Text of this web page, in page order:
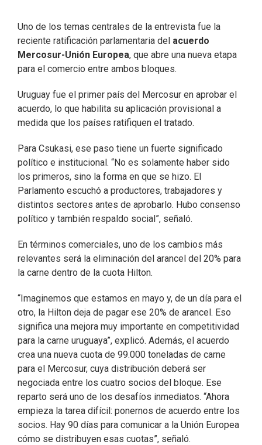
Uno de los temas centrales de la entrevista fue la
reciente ratificación parlamentaria del acuerdo
Mercosur-Unión Europea, que abre una nueva etapa
para el comercio entre ambos bloques.
Uruguay fue el primer país del Mercosur en aprobar el
acuerdo, lo que habilita su aplicación provisional a
medida que los países ratifiquen el tratado.
Para Csukasi, ese paso tiene un fuerte significado
político e institucional. “No es solamente haber sido
los primeros, sino la forma en que se hizo. El
Parlamento escuchó a productores, trabajadores y
distintos sectores antes de aprobarlo. Hubo consenso
político y también respaldo social”, señaló.
En términos comerciales, uno de los cambios más
relevantes será la eliminación del arancel del 20% para
la carne dentro de la cuota Hilton.
“Imaginemos que estamos en mayo y, de un día para el
otro, la Hilton deja de pagar ese 20% de arancel. Eso
significa una mejora muy importante en competitividad
para la carne uruguaya”, explicó. Además, el acuerdo
crea una nueva cuota de 99.000 toneladas de carne
para el Mercosur, cuya distribución deberá ser
negociada entre los cuatro socios del bloque. Ese
reparto será uno de los desafíos inmediatos. “Ahora
empieza la tarea difícil: ponernos de acuerdo entre los
socios. Hay 90 días para comunicar a la Unión Europea
cómo se distribuyen esas cuotas”, señaló.